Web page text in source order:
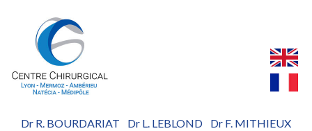
Dr R. BOURDARIAT Dr L. LEBLOND
Dr F. MITHIEUX